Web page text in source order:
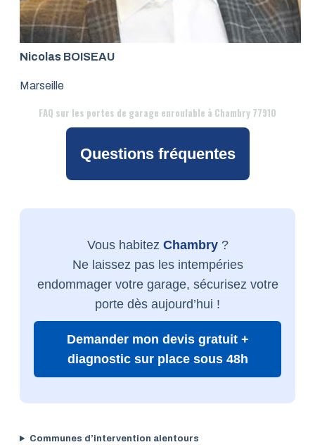
Nicolas BOISEAU
Marseille
FAQ sur les portes de garage enroulable à Chambry 77910
Questions fréquentes
Vous habitez Chambry?
Ne laissez pas les intempéries
endommager votre garage, sécurisez votre
porte dès aujourd’hui !
Demander mon devis gratuit +
diagnostic sur place sous 48h
Communes d’intervention alentours